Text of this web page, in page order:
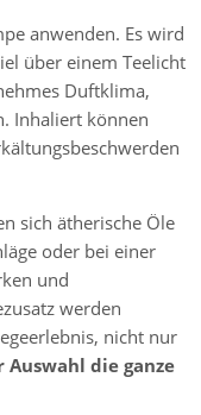
anwenden. Es wird
über einem Teelicht
Duftklima,
Inhaliert können
sich ätherische Öle
oder bei einer
und
werden
nicht nur
Auswahl die ganze